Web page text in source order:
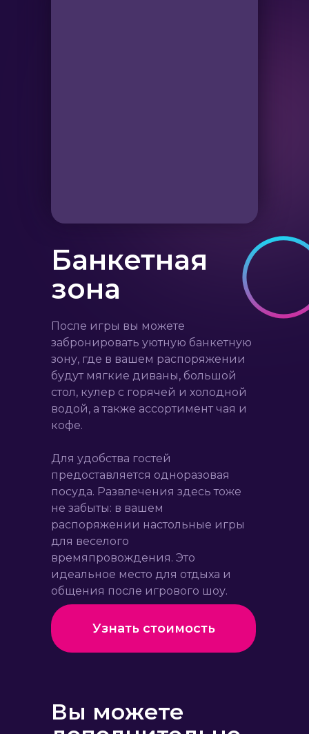
Новая эстетичная студия рассчитана
на большие компании, чтобы всем
было комфортно и весело :) Площадь
студии позволяет менять
компоновку так, что в ней можно
организовать фуршет одновременно
с игровой зоной. А обновлённый
интерактивный свет и уникальный
дизайн студии добавляет ещё
больше погружения в игру
Банкетная
зона
После игры вы можете
забронировать уютную банкетную
зону, где в вашем распоряжении
будут мягкие диваны, большой
стол, кулер с горячей и холодной
водой, а также ассортимент чая и
кофе.
Для удобства гостей
предоставляется одноразовая
посуда. Развлечения здесь тоже
не забыты: в вашем
распоряжении настольные игры
для веселого
времяпровождения. Это
идеальное место для отдыха и
общения после игрового шоу.
Узнать стоимость
Вы можете